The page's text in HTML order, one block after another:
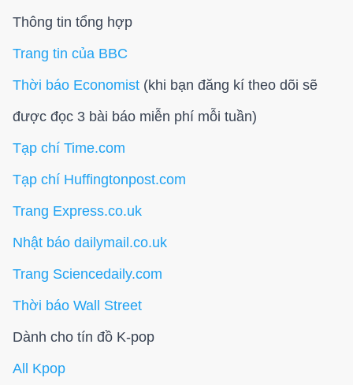
Thông tin tổng hợp
Trang tin của BBC
Thời báo Economist (khi bạn đăng kí theo dõi sẽ
được đọc 3 bài báo miễn phí mỗi tuần)
Tạp chí Time.com
Tạp chí Huffingtonpost.com
Trang Express.co.uk
Nhật báo dailymail.co.uk
Trang Sciencedaily.com
Thời báo Wall Street
Dành cho tín đồ K-pop
All Kpop